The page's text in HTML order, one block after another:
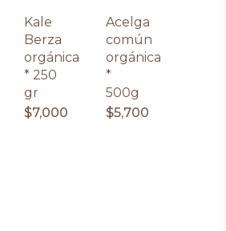
Kale
Berza
orgánica
* 250
gr
$7,000
Acelga
común
orgánica
*
500g
$5,700